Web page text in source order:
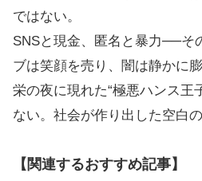
ではない。
SNSと現金、匿名と暴力──そ
ブは笑顔を売り、闇は静かに膨
栄の夜に現れた“極悪ハンス王
ない。社会が作り出した空白の
【関連するおすすめ記事】